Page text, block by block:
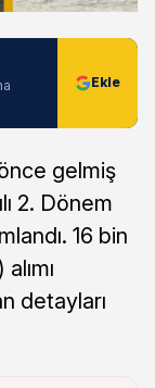
gelmiş
2. Dönem
16 bin
detayları